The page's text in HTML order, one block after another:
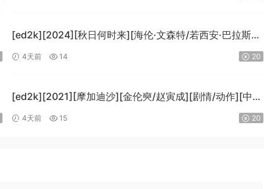
[ed2k][2024][秋日何时来][海伦·文森特/若西安·巴拉斯
科][剧情][中文字幕][MKV/7.09GiB]
4天前 14 20
[ed2k][2021][摩加迪沙][金伦奭/赵寅成][剧情/动作][中文
字幕][MKV/11.47GiB][1080p.BluRay.x264.DTS-WiKi]
4天前 15 20